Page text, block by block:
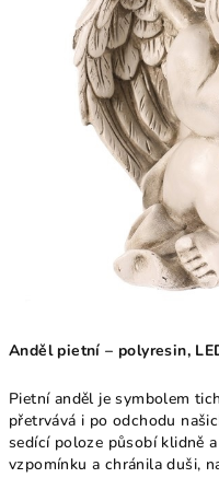
Anděl pietní – polyresin,
Pietní anděl je symbolem
přetrvává i po odchodu
sedící poloze působí klidně
vzpomínku a chránila duši,